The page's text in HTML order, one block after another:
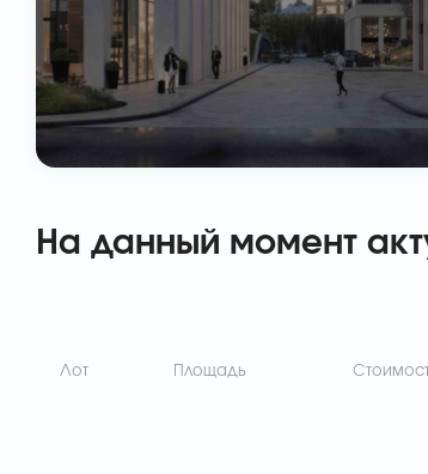
На данный момент
Лот Площадь